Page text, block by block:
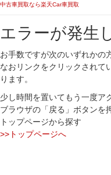
中古車買取なら楽天Car車買取
エラーが発生
お手数ですが次のいずれかの
なおリンクをクリックされて
ります。
少し時間を置いてもう一度ア
ブラウザの「戻る」ボタンを
トップページから探す
>>トップページへ